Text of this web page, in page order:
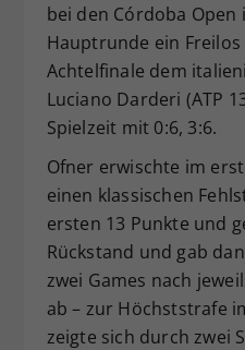
bei den Córdoba Open
Hauptrunde ein
Achtelfinale dem
Luciano Darderi (ATP
Spielzeit mit 0:6, 3:6.
Ofner erwischte im
einen klassischen
ersten 13 Punkte und
Rückstand und gab
zwei Games nach
ab – zur Höchststrafe
zeigte sich durch zwei